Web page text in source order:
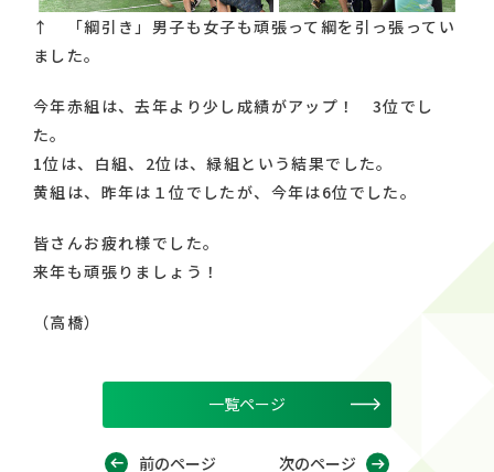
↑ 「綱引き」男子も女子も頑張って綱を引っ張ってい
ました。
今年赤組は、去年より少し成績がアップ！ 3位でし
た。
1位は、白組、2位は、緑組という結果でした。
黄組は、昨年は１位でしたが、今年は6位でした。
皆さんお疲れ様でした。
来年も頑張りましょう！
（高橋）
前のページ
一覧ページ
次のページ